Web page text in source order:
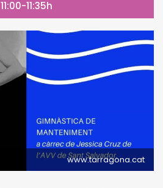
11:00-11:35h
www.tarragona.cat